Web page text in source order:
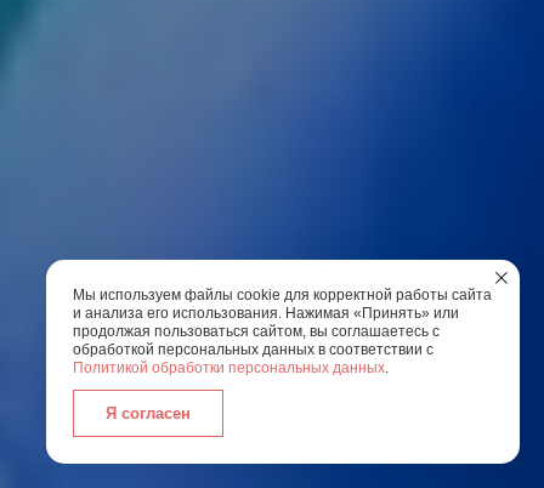
Мы используем файлы cookie для корректной работы сайта
и анализа его использования. Нажимая «Принять» или
продолжая пользоваться сайтом, вы соглашаетесь с
обработкой персональных данных в соответствии с
Политикой обработки персональных данных.
Я согласен